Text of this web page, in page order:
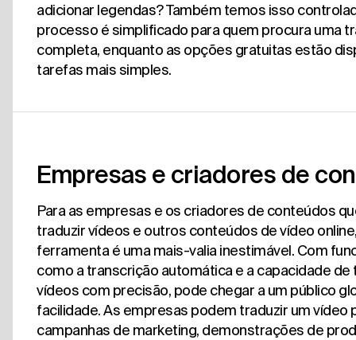
adicionar legendas? Também temos isso
processo é simplificado para quem procura uma
completa, enquanto as opções gratuitas estão
tarefas mais simples.
Empresas e criadores de
Para as empresas e os criadores de conteúdos
traduzir vídeos e outros conteúdos de vídeo
ferramenta é uma mais-valia inestimável. Com
como a transcrição automática e a capacidade de
vídeos com precisão, pode chegar a um público
facilidade. As empresas podem traduzir um vídeo
campanhas de marketing, demonstrações de